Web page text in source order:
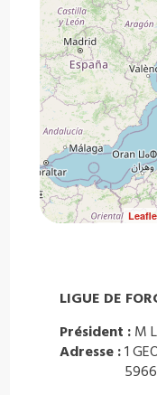
LIGUE DE
Président : M
Adresse :1